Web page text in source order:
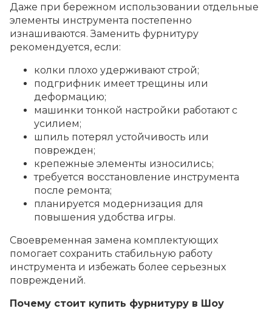
Даже при бережном использовании отдельные
элементы инструмента постепенно
изнашиваются. Заменить фурнитуру
рекомендуется, если:
колки плохо удерживают строй;
подгрифник имеет трещины или
деформацию;
машинки тонкой настройки работают с
усилием;
шпиль потерял устойчивость или
поврежден;
крепежные элементы износились;
требуется восстановление инструмента
после ремонта;
планируется модернизация для
повышения удобства игры.
Своевременная замена комплектующих
помогает сохранить стабильную работу
инструмента и избежать более серьезных
повреждений.
Почему стоит купить фурнитуру в Шоу